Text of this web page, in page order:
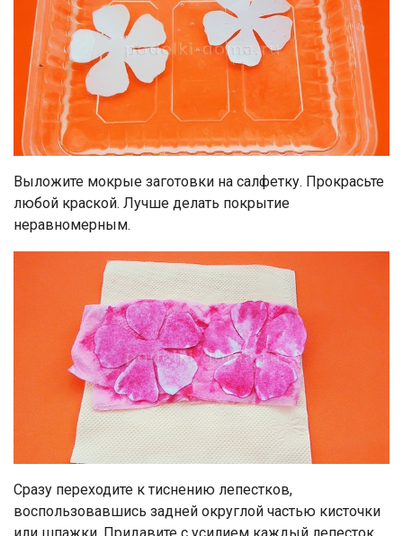
Выложите мокрые заготовки на салфетку. Прокрасьте
любой краской. Лучше делать покрытие
неравномерным.
Сразу переходите к тиснению лепестков,
воспользовавшись задней округлой частью кисточки
или шпажки. Придавите с усилием каждый лепесток,